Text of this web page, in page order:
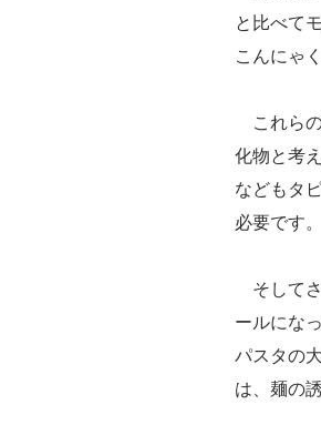
と比べて
こんにゃ
これらの
化物と考
などもタ
必要です。
そしてさ
ールにな
パスタの
は、麺の